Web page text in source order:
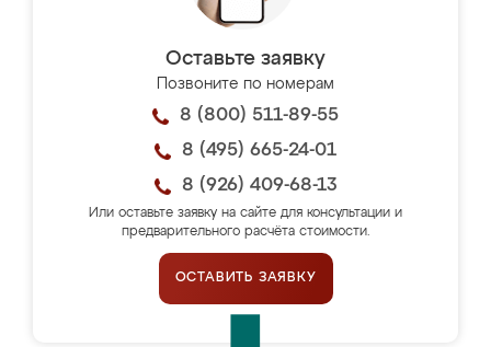
Оставьте заявку
Позвоните по номерам
8 (800) 511-89-55
8 (495) 665-24-01
8 (926) 409-68-13
Или оставьте заявку на сайте для консультации и
предварительного расчёта стоимости.
ОСТАВИТЬ ЗАЯВКУ